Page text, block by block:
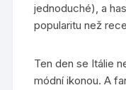
jednoduché), a
popularitu než
Ten den se Itálie
módní ikonou. A